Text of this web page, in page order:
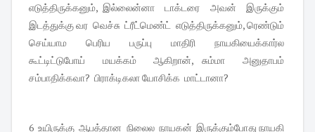
எடுத்திருக்கனும், இல்லைன்னா டாக்டரை அவன் இருக்கும்
இடத்துக்கு வர வெச்சு ட்ரீட்மெண்ட் எடுத்திருக்கனும், ரெண்டும்
செய்யாம பெரிய பருப்பு மாதிரி நாயகியைக்கார்ல
கூட்டிட்டுபோய் மயக்கம் ஆகிறான், சும்மா அனுதாபம்
சம்பாதிக்கவா? பிராக்டிகலா யோசிக்க மாட்டானா?
6 உயிருக்கு ஆபத்தான நிலைல நாயகன் இருக்கும்போது நாயகி